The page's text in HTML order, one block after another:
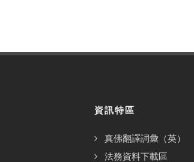
資訊特區
真佛翻譯詞彙（英）
法務資料下載區